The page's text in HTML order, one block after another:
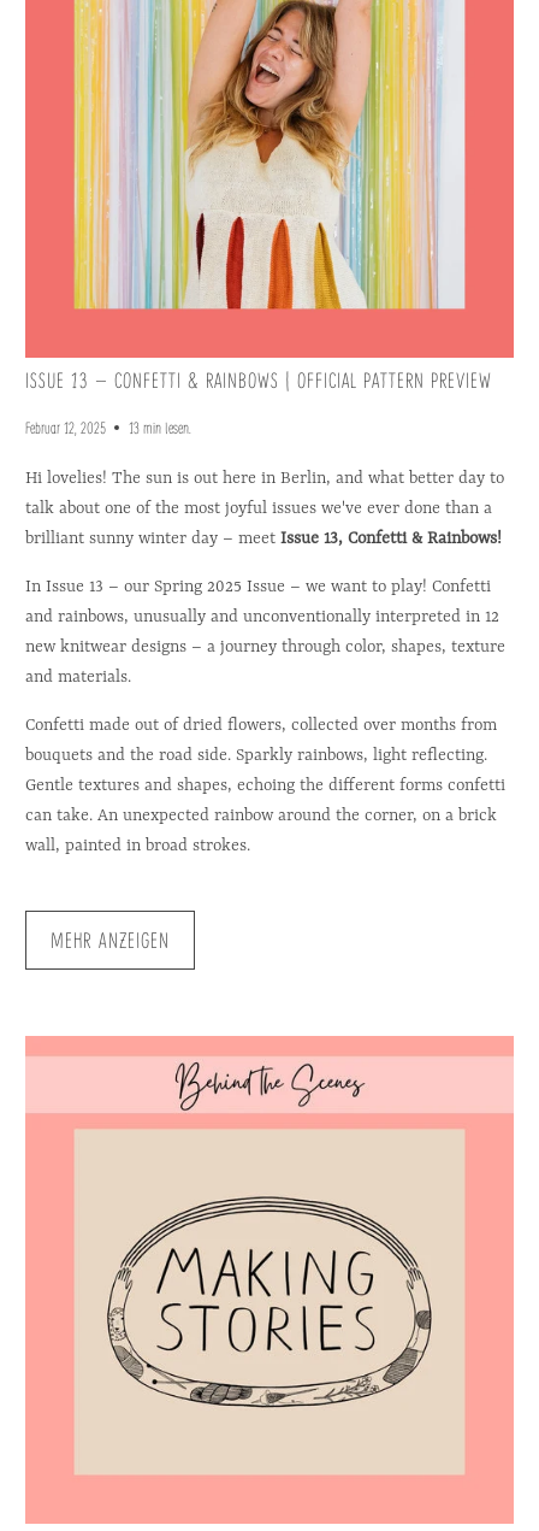
ISSUE 13 – CONFETTI & RAINBOWS | OFFICIAL PATTERN PREVIEW
Februar 12, 2025 13 min lesen.
Hi lovelies! The sun is out here in Berlin, and what better day to
talk about one of the most joyful issues we've ever done than a
brilliant sunny winter day – meetIssue 13, Confetti & Rainbows!
In Issue 13 – our Spring 2025 Issue – we want to play! Confetti
and rainbows, unusually and unconventionally interpreted in 12
new knitwear designs – a journey through color, shapes, texture
and materials.
Confetti made out of dried flowers, collected over months from
bouquets and the road side. Sparkly rainbows, light reflecting.
Gentle textures and shapes, echoing the different forms confetti
can take. An unexpected rainbow around the corner, on a brick
wall, painted in broad strokes.
MEHR ANZEIGEN